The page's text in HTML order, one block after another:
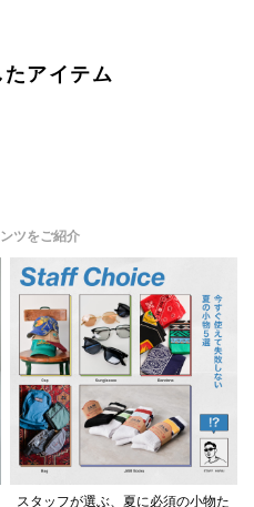
アイテム
ツをご紹介
スタッフが選ぶ、夏に必須の小物た